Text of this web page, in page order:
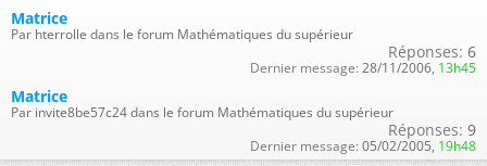
Matrice
Par hterrolle dans le forum Mathématiques du supérieur
Réponses: 6
Dernier message: 28/11/2006, 13h45
Matrice
Par invite8be57c24 dans le forum Mathématiques du supérieur
Réponses: 9
Dernier message: 05/02/2005, 19h48